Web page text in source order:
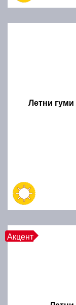
Летни
Акцент